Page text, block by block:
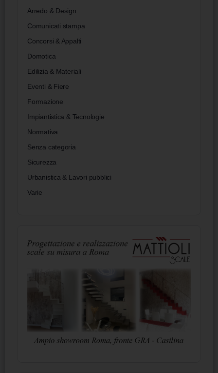
Arredo & Design
Comunicati stampa
Concorsi & Appalti
Domotica
Edilizia & Materiali
Eventi & Fiere
Formazione
Impiantistica & Tecnologie
Normativa
Senza categoria
Sicurezza
Urbanistica & Lavori pubblici
Varie